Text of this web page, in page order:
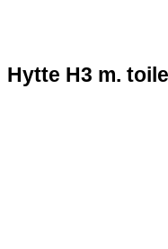
Hytte H3 m.